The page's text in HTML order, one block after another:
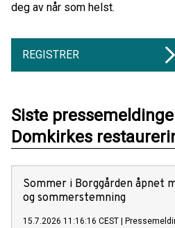
deg av når som helst.
REGISTRER
Siste
Domkirkes
Sommer i Borggården åpnet
og sommerstemning
15.7.2026 11:16:16 CEST